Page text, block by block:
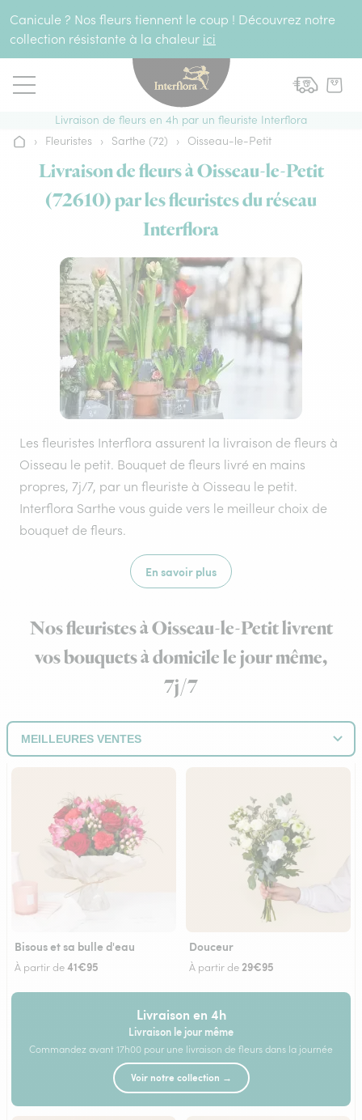
Canicule ? Nos fleurs tiennent le coup ! Découvrez notre
collection résistante à la chaleur ici
Livraison de fleurs en 4h par un fleuriste Interflora
Accueil
› Fleuristes › Sarthe (72) › Oisseau-le-Petit
Livraison de fleurs à Oisseau-le-Petit
(72610) par les fleuristes du réseau
Interflora
Les fleuristes Interflora assurent la livraison de fleurs à
Oisseau le petit. Bouquet de fleurs livré en mains
propres, 7j/7, par un fleuriste à Oisseau le petit.
Interflora Sarthe vous guide vers le meilleur choix de
bouquet de fleurs.
En savoir plus
Nos fleuristes à Oisseau-le-Petit livrent
vos bouquets à domicile le jour même,
7j/7
Bisous et sa bulle d'eau
À partir de41€95
Douceur
À partir de29€95
Livraison en 4h
Livraison le jour même
Commandez avant 17h00 pour une livraison de fleurs dans la journée
Voir notre collection →